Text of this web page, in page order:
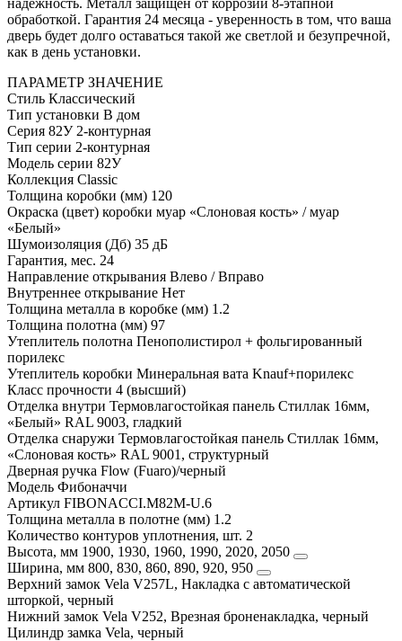
надежность. Металл защищен от коррозии 8-этапной
обработкой. Гарантия 24 месяца - уверенность в том, что ваша
дверь будет долго оставаться такой же светлой и безупречной,
как в день установки.
ПАРАМЕТР ЗНАЧЕНИЕ
Стиль Классический
Тип установки В дом
Серия 82У 2-контурная
Тип серии 2-контурная
Модель серии 82У
Коллекция Classic
Толщина коробки (мм) 120
Окраска (цвет) коробки муар «Слоновая кость» / муар
«Белый»
Шумоизоляция (Дб) 35 дБ
Гарантия, мес. 24
Направление открывания Влево / Вправо
Внутреннее открывание Нет
Толщина металла в коробке (мм) 1.2
Толщина полотна (мм) 97
Утеплитель полотна Пенополистирол + фольгированный
порилекс
Утеплитель коробки Минеральная вата Knauf+порилекс
Класс прочности 4 (высший)
Отделка внутри Термовлагостойкая панель Стиллак 16мм,
«Белый» RAL 9003, гладкий
Отделка снаружи Термовлагостойкая панель Стиллак 16мм,
«Слоновая кость» RAL 9001, структурный
Дверная ручка Flow (Fuaro)/черный
Модель Фибоначчи
Артикул FIBONACCI.M82M-U.6
Толщина металла в полотне (мм) 1.2
Количество контуров уплотнения, шт. 2
Высота, мм 1900, 1930, 1960, 1990, 2020, 2050
Ширина, мм 800, 830, 860, 890, 920, 950
Верхний замок Vela V257L, Накладка с автоматической
шторкой, черный
Нижний замок Vela V252, Врезная броненакладка, черный
Цилиндр замка Vela, черный